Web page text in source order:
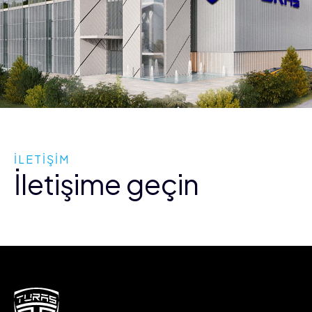
İLETİŞİM
İletişime geçin